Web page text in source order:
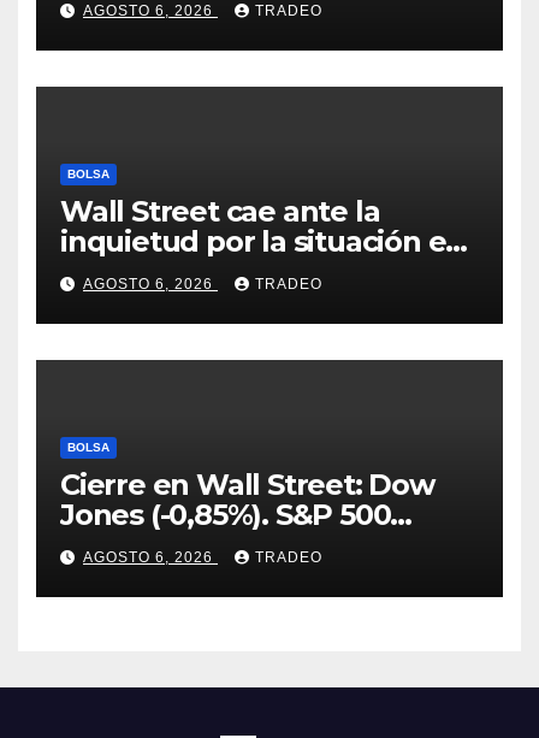
comparte consejos clave
AGOSTO 6, 2026 TRADEO
BOLSA
Wall Street cae ante la
inquietud por la situación en
Ormuz
AGOSTO 6, 2026 TRADEO
BOLSA
Cierre en Wall Street: Dow
Jones (-0,85%). S&P 500
(-0,18%) y Nasdaq (-0,06%)
AGOSTO 6, 2026 TRADEO